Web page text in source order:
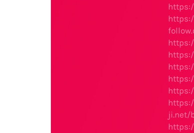
ji.net/